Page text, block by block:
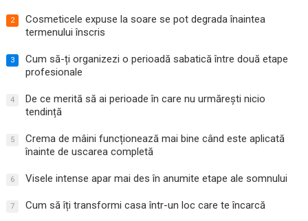
2
Cosmeticele expuse la soare se pot degrada înaintea
termenului înscris
3
Cum să-ți organizezi o perioadă sabatică între două etape
profesionale
4
De ce merită să ai perioade în care nu urmărești nicio
tendință
5
Crema de mâini funcționează mai bine când este aplicată
înainte de uscarea completă
6 Visele intense apar mai des în anumite etape ale somnului
7 Cum să îți transformi casa într-un loc care te încarcă